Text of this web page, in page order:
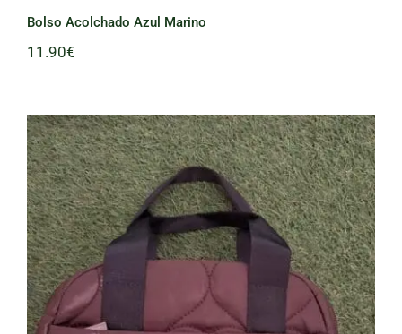
Bolso Acolchado Azul Marino
11.90€